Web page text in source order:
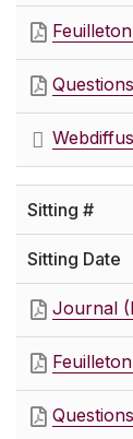
Journal